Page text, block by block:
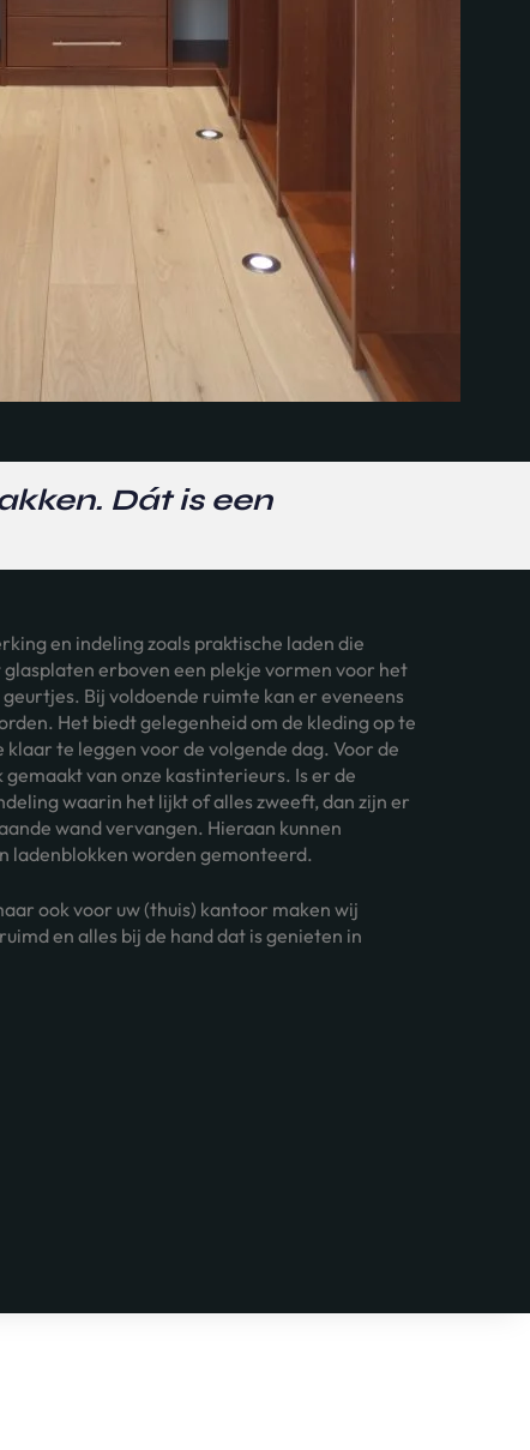
Dát is een
en indeling zoals praktische laden die
erboven een plekje vormen voor het
Bij voldoende ruimte kan er eveneens
Het biedt gelegenheid om de kleding op te
te leggen voor de volgende dag. Voor de
van onze kastinterieurs. Is er de
waarin het lijkt of alles zweeft, dan zijn er
wand vervangen. Hieraan kunnen
ladenblokken worden gemonteerd.
ook voor uw (thuis) kantoor maken wij
en alles bij de hand dat is genieten in